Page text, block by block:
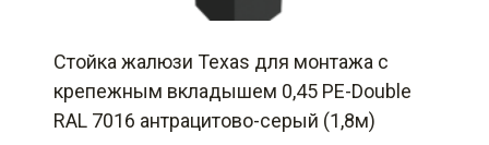
Стойка жалюзи Texas для монтажа с
крепежным вкладышем 0,45 PE-Double
RAL 7016 антрацитово-серый (1,8м)